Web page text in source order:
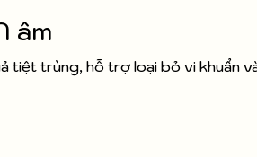
âm
tiệt trùng, hỗ trợ loại bỏ vi khuẩn